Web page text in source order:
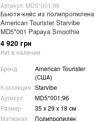
Артикул: MD5*001;96
Бьюти-кейс из полипропилена
American Tourister Starvibe
MD5*001 Papaya Smoothie
4 920 грн
Нет в наличии
Бренд
American Tourister
(США)
Коллекция Starvibe
Артикул
MD5*001;96
Размер
35 х 29 х 18 см
Материал
Полипропилен